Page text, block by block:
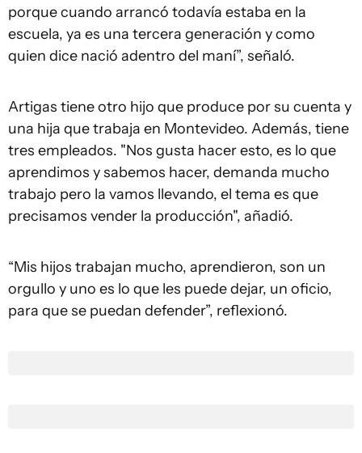
porque cuando arrancó todavía estaba en la
escuela, ya es una tercera generación y como
quien dice nació adentro del maní”, señaló.
Artigas tiene otro hijo que produce por su cuenta y
una hija que trabaja en Montevideo. Además, tiene
tres empleados. "Nos gusta hacer esto, es lo que
aprendimos y sabemos hacer, demanda mucho
trabajo pero la vamos llevando, el tema es que
precisamos vender la producción", añadió.
“Mis hijos trabajan mucho, aprendieron, son un
orgullo y uno es lo que les puede dejar, un oficio,
para que se puedan defender”, reflexionó.